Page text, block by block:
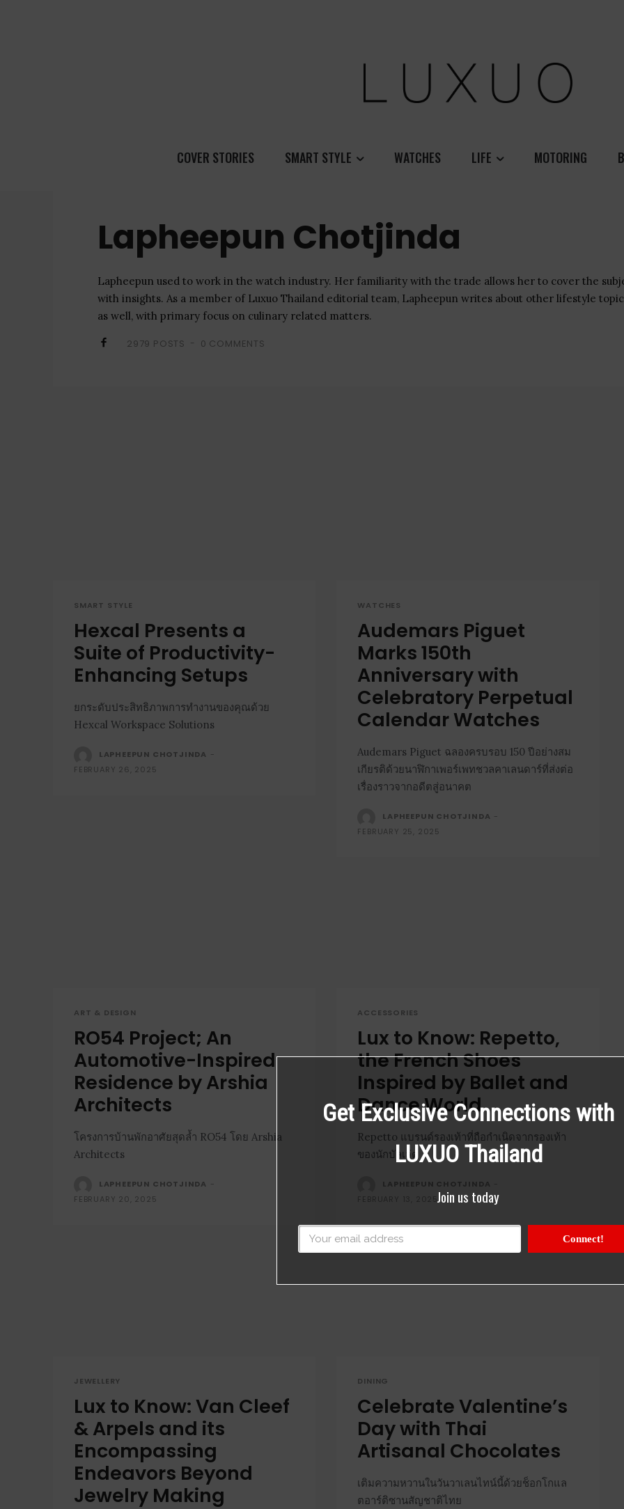
COVER STORIES SMART STYLE WATCHES LIFE MOTORING
Lapheepun Chotjinda
Lapheepun used to work in the watch industry. Her familiarity with the trade allows her to cover the
with insights. As a member of Luxuo Thailand editorial team, Lapheepun writes about other lifestyle
as well, with primary focus on culinary related matters.
2979 POSTS - 0 COMMENTS
SMART STYLE
Hexcal Presents a
Suite of Productivity-
Enhancing Setups
ยกระดับประสิทธิภาพการทำงานของคุณด้วย
Hexcal Workspace Solutions
LAPHEEPUN CHOTJINDA -
FEBRUARY 26, 2025
WATCHES
Audemars Piguet
Marks 150th
Anniversary with
Celebratory Perpetual
Calendar Watches
Audemars Piguet ฉลองครบรอบ 150 ปีอย่างสม
เกียรติด้วยนาฬิกาเพอร์เพทชวลคาเลนดาร์ที่ส่งต่อ
เรื่องราวจากอดีตสู่อนาคต
LAPHEEPUN CHOTJINDA -
FEBRUARY 25, 2025
ART & DESIGN
RO54 Project; An
Automotive-Inspired
Residence by Arshia
Architects
โครงการบ้านพักอาศัยสุดล้ำ RO54 โดย Arshia
Architects
LAPHEEPUN CHOTJINDA -
FEBRUARY 20, 2025
ACCESSORIES
Lux to Know: Repetto,
the French Shoes
Inspired by Ballet and
Dance World
Repetto แบรนด์รองเท้าที่ถือกำเนิดจากรองเท้า
ของนักบัลเล่ต์
FEBRUARY 13, 2025
JEWELLERY
Lux to Know: Van Cleef
& Arpels and its
Encompassing
Endeavors Beyond
Jewelry Making
DINING
Celebrate Valentine’s
Day with Thai
Artisanal Chocolates
เติมความหวานในวันวาเลนไทน์นี้ด้วยช็อกโกแล
ตอาร์ติซานสัญชาติไทย
Get Exclusive Connections with
LUXUO Thailand
Join us today
Connect!